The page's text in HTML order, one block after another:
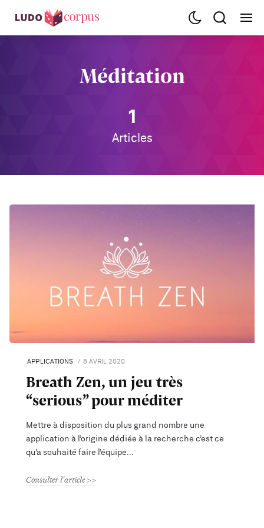
Méditation
1
Articles
APPLICATIONS 8 AVRIL 2020
Breath Zen, un jeu très
“serious” pour méditer
Mettre à disposition du plus grand nombre une
application à l’origine dédiée à la recherche c’est ce
qu’a souhaité faire l’équipe
Consulter l'article